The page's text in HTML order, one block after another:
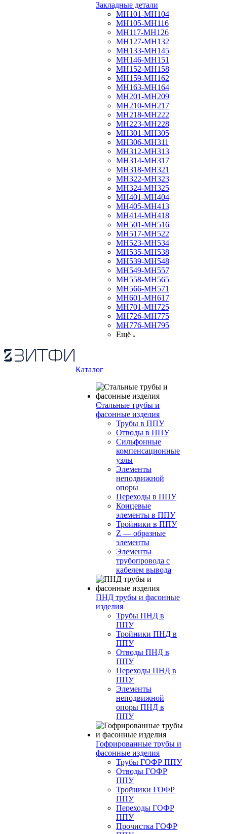
Закладные детали
МН101-МН104
МН105-МН116
МН117-МН126
МН127-МН132
МН133-МН145
МН146-МН151
МН152-МН158
МН159-МН162
МН163-МН164
МН201-МН209
МН210-МН217
МН218-МН222
МН223-МН228
МН301-МН305
МН306-МН311
МН312-МН313
МН314-МН317
МН318-МН321
МН322-МН323
МН324-МН325
МН401-МН404
МН405-МН413
МН414-МН418
МН501-МН516
МН517-МН522
МН523-МН534
МН535-МН538
МН539-МН548
МН549-МН557
МН558-МН565
МН566-МН571
МН601-МН617
МН701-МН725
МН726-МН775
МН776-МН795
Ещё
Каталог
Стальные трубы и
фасонные изделия
Трубы в ППУ
Отводы в ППУ
Сильфонные
компенсационные
узлы
Элементы
неподвижной
опоры
Переходы в ППУ
Концевые
элементы в ППУ
Тройники в ППУ
Z — образные
элементы
Элементы
трубопровода с
кабелем вывода
ПНД трубы и фасонные
изделия
Трубы ПНД в
ППУ
Тройники ПНД в
ППУ
Отводы ПНД в
ППУ
Переходы ПНД в
ППУ
Элементы
неподвижной
опоры ПНД в
ППУ
Гофрированные трубы и
фасонные изделия
Трубы ГОФР ППУ
Отводы ГОФР
ППУ
Тройники ГОФР
ППУ
Переходы ГОФР
ППУ
Прочистка ГОФР